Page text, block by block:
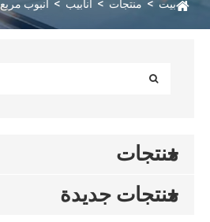
بيت منتجات أنابيب أنبوب مربع
منتجات
منتجات جديدة